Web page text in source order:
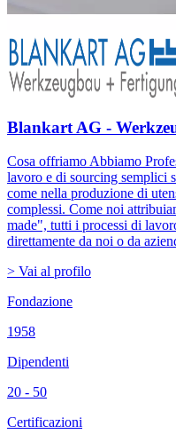
Blankart AG -
Cosa offriamo Abbiamo
lavoro e di sourcing semplici
come nella produzione di
complessi. Come noi
made", tutti i processi di
direttamente da noi o da
> Vai al profilo
Fondazione
1958
Dipendenti
20 - 50
Certificazioni